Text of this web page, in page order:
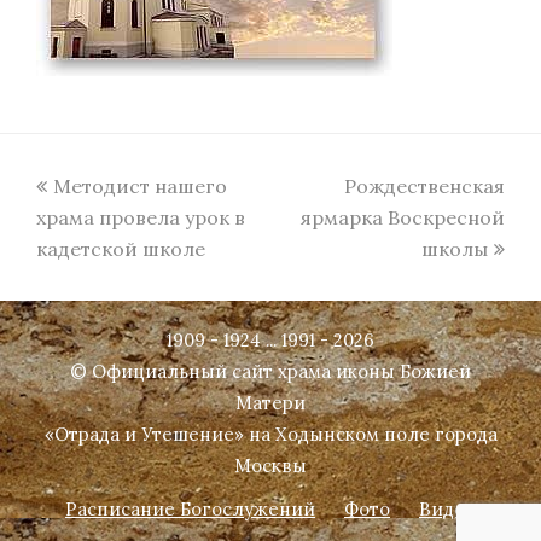
previous
post:
Методист нашего
храма провела урок в
кадетской школе
next
post:
Рождественская
ярмарка Воскресной
школы
1909 - 1924 ... 1991 - 2026
© Официальный сайт храма иконы Божией
Матери
«Отрада и Утешение» на Ходынском поле города
Москвы
Расписание Богослужений
Фото Видео